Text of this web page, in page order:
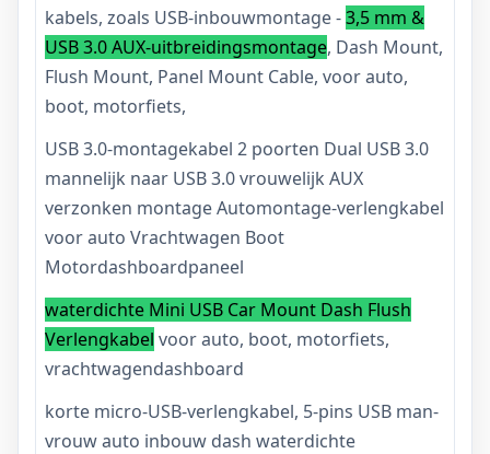
kabels, zoals USB-inbouwmontage -3,5 mm &
USB 3.0 AUX-uitbreidingsmontage, Dash Mount,
Flush Mount, Panel Mount Cable, voor auto,
boot, motorfiets,
USB 3.0-montagekabel 2 poorten Dual USB 3.0
mannelijk naar USB 3.0 vrouwelijk AUX
verzonken montage Automontage-verlengkabel
voor auto Vrachtwagen Boot
Motordashboardpaneel
waterdichte Mini USB Car Mount Dash Flush
Verlengkabel voor auto, boot, motorfiets,
vrachtwagendashboard
korte micro-USB-verlengkabel, 5-pins USB man-
vrouw auto inbouw dash waterdichte